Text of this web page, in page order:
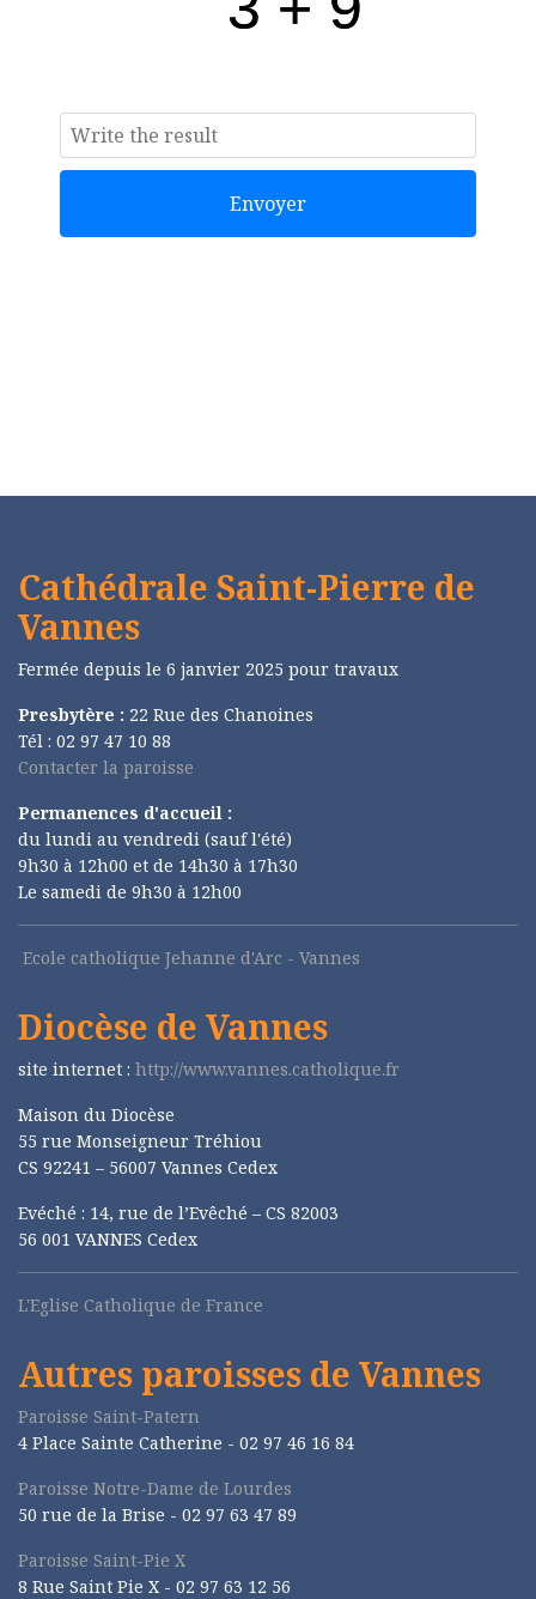
Envoyer
Cathédrale Saint-Pierre de
Vannes
Fermée depuis le 6 janvier 2025 pour travaux
Presbytère : 22 Rue des Chanoines
Tél : 02 97 47 10 88
Contacter la paroisse
Permanences d'accueil :
du lundi au vendredi (sauf l'été)
9h30 à 12h00 et de 14h30 à 17h30
Le samedi de 9h30 à 12h00
Ecole catholique Jehanne d'Arc - Vannes
Diocèse de Vannes
site internet : http://www.vannes.catholique.fr
Maison du Diocèse
55 rue Monseigneur Tréhiou
CS 92241 – 56007 Vannes Cedex
Evéché : 14, rue de l’Evêché – CS 82003
56 001 VANNES Cedex
L'Eglise Catholique de France
Autres paroisses de Vannes
Paroisse Saint-Patern
4 Place Sainte Catherine - 02 97 46 16 84
Paroisse Notre-Dame de Lourdes
50 rue de la Brise - 02 97 63 47 89
Paroisse Saint-Pie X
8 Rue Saint Pie X - 02 97 63 12 56